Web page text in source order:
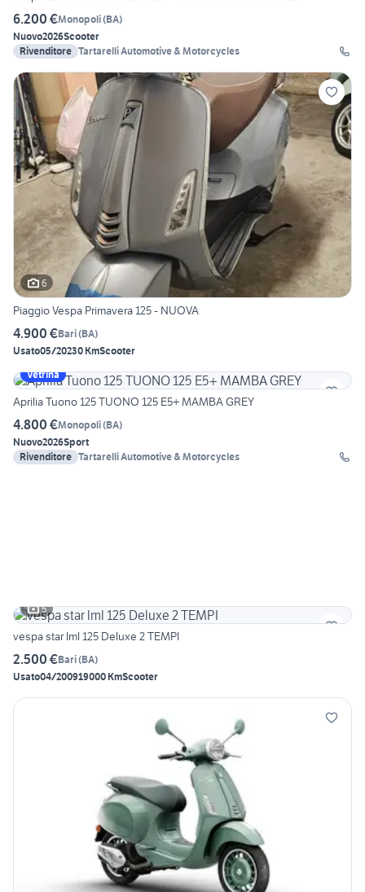
6.200 €Monopoli(BA)
Nuovo2026Scooter
Rivenditore Tartarelli Automotive & Motorcycles
6
Piaggio Vespa Primavera 125 - NUOVA
4.900 €Bari(BA)
Usato05/20230 KmScooter
Vetrina
Aprilia Tuono 125 TUONO 125 E5+ MAMBA GREY
4.800 €Monopoli(BA)
Nuovo2026Sport
Rivenditore Tartarelli Automotive & Motorcycles
5
vespa star lml 125 Deluxe 2 TEMPI
2.500 €Bari(BA)
Usato04/200919000 KmScooter